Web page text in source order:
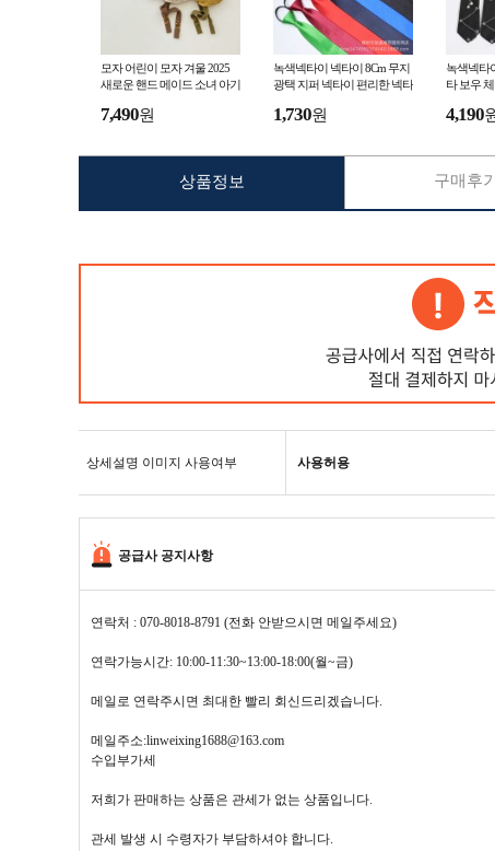
모자 어린이 모자 겨울 2025
새로운 핸드 메이드 소녀 아기
7,490원
녹색넥타이 넥타이 8Cm 무지
광택 지퍼 넥타이 편리한 넥타
1,730원
녹색넥타
타 보우
4,190
상세설명 이미지 사용여부 사용허용
공급사 공지사항
연락처 : 070-8018-8791 (전화 안받으시면 메일주세요)
연락가능시간: 10:00-11:30~13:00-18:00(월~금)
메일로 연락주시면 최대한 빨리 회신드리겠습니다.
메일주소:linweixing1688@163.com
수입부가세
저희가 판매하는 상품은 관세가 없는 상품입니다.
관세 발생 시 수령자가 부담하셔야 합니다.
상품정보 구매후